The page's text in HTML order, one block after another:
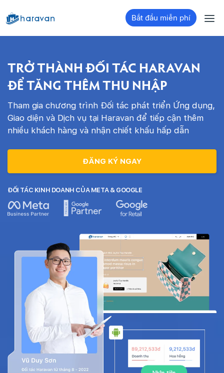
Bắt đầu miễn phí
TRỞ THÀNH ĐỐI TÁC HARAVAN
ĐỂ TĂNG THÊM THU NHẬP
Tham gia chương trình Đối tác phát triển Ứng dụng,
Giao diện và Dịch vụ tại Haravan để tiếp cận thêm
nhiều khách hàng và nhận chiết khấu hấp dẫn
ĐĂNG KÝ NGAY
ĐỐI TÁC KINH DOANH CỦA META & GOOGLE